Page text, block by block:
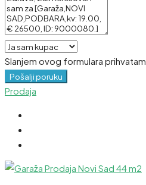
Slanjem ovog formulara prihvatam
Pošalji poruku
Prodaja